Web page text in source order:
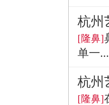
杭州
[隆鼻]
单一...
杭州
[隆鼻]